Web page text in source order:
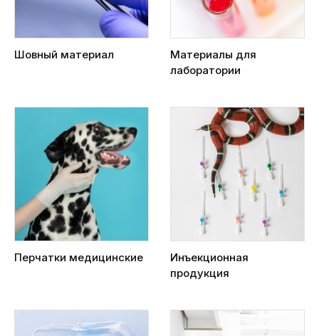
Шовный материал
Материалы для
лаборатории
Перчатки медицинские
Инъекционная
продукция